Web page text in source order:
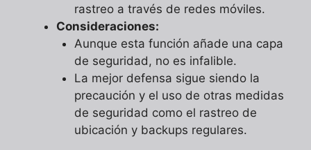
rastreo a través de redes móviles.
Consideraciones:
Aunque esta función añade una capa
de seguridad, no es infalible.
La mejor defensa sigue siendo la
precaución y el uso de otras medidas
de seguridad como el rastreo de
ubicación y backups regulares.